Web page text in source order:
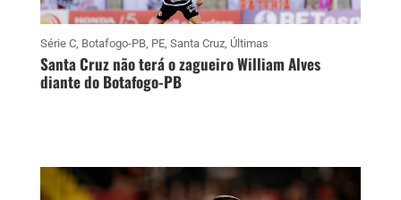
Série C, Botafogo-PB, PE, Santa Cruz, Últimas
Santa Cruz não terá o zagueiro William Alves
diante do Botafogo-PB